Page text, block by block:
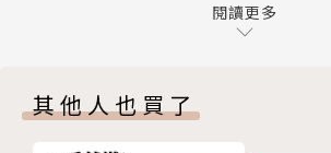
就像植木宣隆身為經營者，卻不像其
ね 寫下願望並發表出來
や 在柳樹下放金魚
閱讀更多
其他人也買了